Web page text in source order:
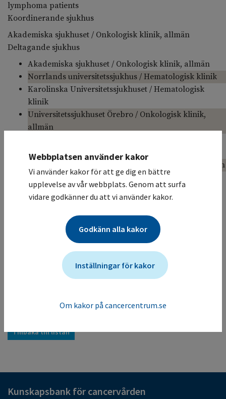
lymphoma patients
Koordinerande sjukhus
Akademiska sjukhuset / Onkologisk klinik, allmän
Deltagande sjukhus
Akademiska sjukhuset / Onkologisk klinik, allmän
Norrlands universitetssjukhus / Hematologisk klinik
Karolinska Universitetssjukhuset / Hematologisk
klinik
Universitetssjukhuset Örebro / Onkologisk klinik,
allmän
klinik
Skånes universitetssjukhus / Onkologisk klinik, allmän
Studiesammanfattning
A multicentre phase II study of PBS proton beam therapy
Lymphoma treated with induction chemotherapy. The
study is performed in a non-inferiority setting comparing
with a historical population-based consecutive Swedish
material. The control group was treated according to the
same principles, except that the radiotherapy was
Studien ändrades senast: (2025-05-05)
Tillbaka till listan
Webbplatsen använder kakor
Vi använder kakor för att ge dig en bättre
upplevelse av vår webbplats. Genom att surfa
vidare godkänner du att vi använder kakor.
Godkänn alla kakor
Inställningar för kakor
Om kakor på cancercentrum.se
Kunskapsbank för cancervården